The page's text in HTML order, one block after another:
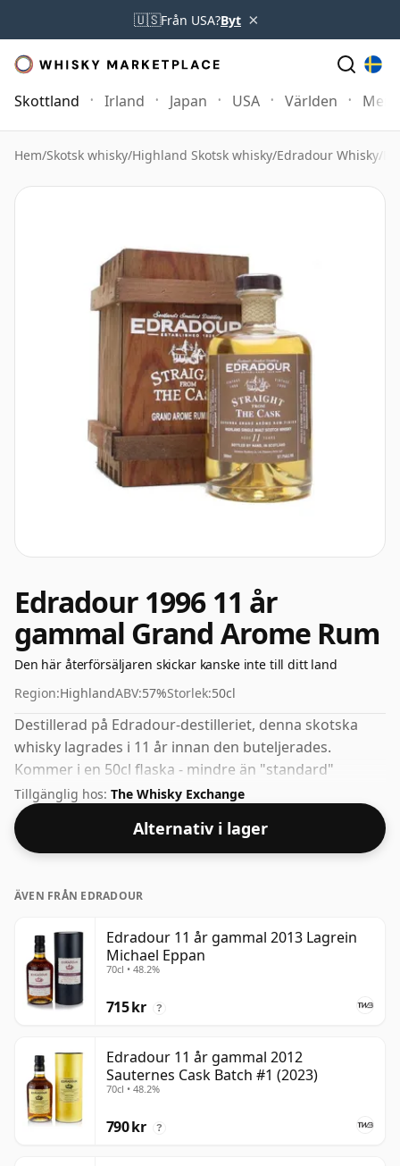
🇺🇸Från USA?Byt ×
Skottland Irland Japan USA Världen Mer
Hem/Skotsk whisky/Highland Skotsk whisky/Edradour Whisky/
Edradour 1996 11 år
gammal Grand Arome Rum
Den här återförsäljaren skickar kanske inte till ditt land
Region:HighlandABV:57%Storlek:50cl
Destillerad på Edradour-destilleriet, denna skotska
whisky lagrades i 11 år innan den buteljerades.
Kommer i en 50cl flaska - mindre än "standard"
storlek. ABV är 57%.
Tillgänglig hos: The Whisky Exchange
Alternativ i lager
ÄVEN FRÅN EDRADOUR
Edradour 11 år gammal 2013 Lagrein
Michael Eppan
70cl • 48.2%
715 kr ?
Edradour 11 år gammal 2012
Sauternes Cask Batch #1 (2023)
70cl • 48.2%
790 kr ?